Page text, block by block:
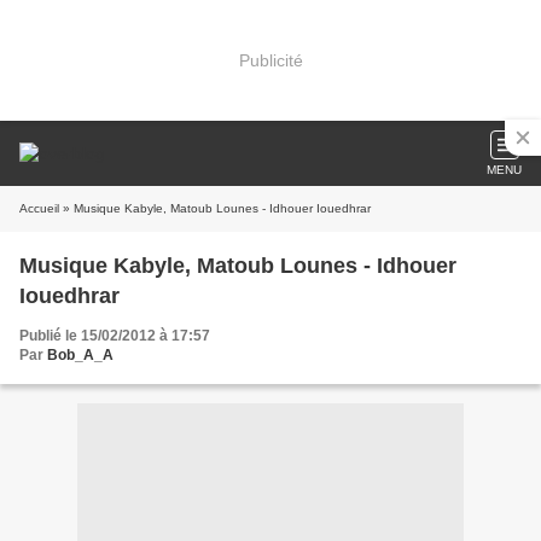
Publicité
MENU
Accueil » Musique Kabyle, Matoub Lounes - Idhouer Iouedhrar
Musique Kabyle, Matoub Lounes - Idhouer
Iouedhrar
Publié le 15/02/2012 à 17:57
Par Bob_A_A